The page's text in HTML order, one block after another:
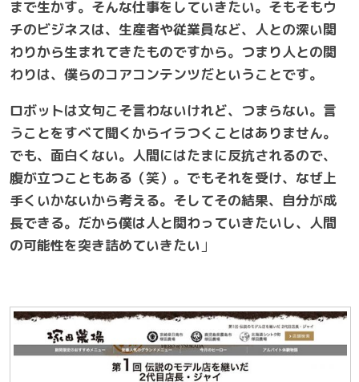
まで生かす。そんな仕事をしていきたい。そもそもウ
チのビジネスは、生産者や従業員など、人との深い関
わりから生まれてきたものですから。つまり人との関
わりは、僕らのコアコンテンツだということです。
ロボットは文句こそ言わないけれど、つまらない。言
うことをすべて聞くからイラつくことはありません。
でも、面白くない。人間にはたまに反抗されるので、
腹が立つこともある（笑）。でもそれを受け、なぜ上
手くいかないから考える。そしてその結果、自分が成
長できる。だから僕は人と関わっていきたいし、人間
の可能性を突き詰めていきたい 」